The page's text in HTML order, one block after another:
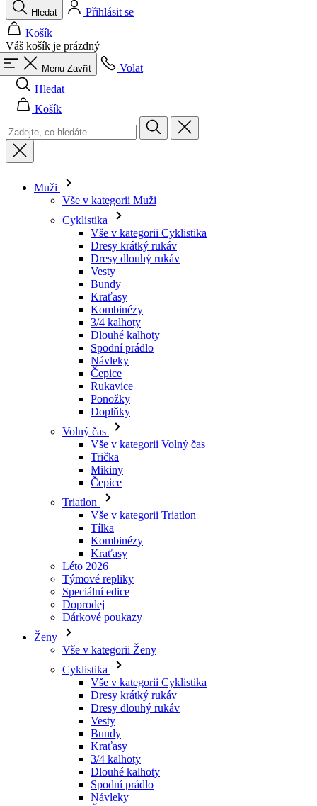
Menu Zavřít
Volat
Hledat
Košík
Muži
Vše v kategorii Muži
Dresy dlouhý rukáv
Vesty
Bundy
Kraťasy
Kombinézy
3/4 kalhoty
Dlouhé kalhoty
Spodní prádlo
Návleky
Čepice
Rukavice
Ponožky
Doplňky
Volný čas
Vše v kategorii Volný čas
Trička
Mikiny
Čepice
Triatlon
Vše v kategorii Triatlon
Tílka
Kombinézy
Kraťasy
Léto 2026
Týmové repliky
Speciální edice
Doprodej
Dárkové poukazy
Ženy
Vše v kategorii Ženy
Cyklistika
Vše v kategorii Cyklistika
Dresy dlouhý rukáv
Vesty
Bundy
Kraťasy
3/4 kalhoty
Dlouhé kalhoty
Spodní prádlo
Návleky
Čepice
Rukavice
Ponožky
Doplňky